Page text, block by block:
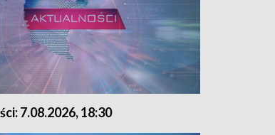
7.08.2026, 18:30